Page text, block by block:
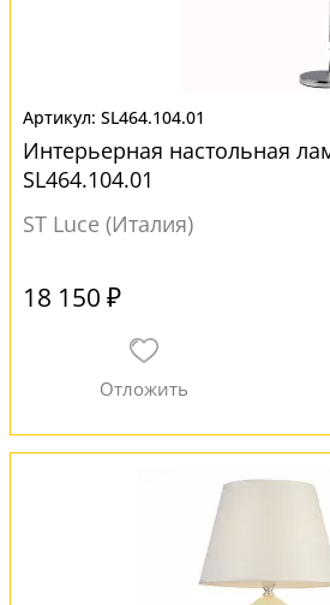
SL464.104.01
Интерьерная настольная
SL464.104.01
ST Luce (Италия)
18 150 ₽